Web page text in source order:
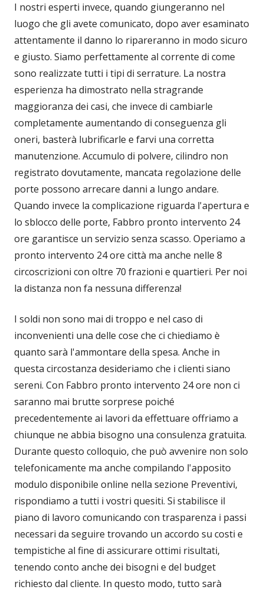
I nostri esperti invece, quando giungeranno nel
luogo che gli avete comunicato, dopo aver esaminato
attentamente il danno lo ripareranno in modo sicuro
e giusto. Siamo perfettamente al corrente di come
sono realizzate tutti i tipi di serrature. La nostra
esperienza ha dimostrato nella stragrande
maggioranza dei casi, che invece di cambiarle
completamente aumentando di conseguenza gli
oneri, basterà lubrificarle e farvi una corretta
manutenzione. Accumulo di polvere, cilindro non
registrato dovutamente, mancata regolazione delle
porte possono arrecare danni a lungo andare.
Quando invece la complicazione riguarda l'apertura e
lo sblocco delle porte, Fabbro pronto intervento 24
ore garantisce un servizio senza scasso. Operiamo a
pronto intervento 24 ore città ma anche nelle 8
circoscrizioni con oltre 70 frazioni e quartieri. Per noi
la distanza non fa nessuna differenza!
I soldi non sono mai di troppo e nel caso di
inconvenienti una delle cose che ci chiediamo è
quanto sarà l'ammontare della spesa. Anche in
questa circostanza desideriamo che i clienti siano
sereni. Con Fabbro pronto intervento 24 ore non ci
saranno mai brutte sorprese poiché
precedentemente ai lavori da effettuare offriamo a
chiunque ne abbia bisogno una consulenza gratuita.
Durante questo colloquio, che può avvenire non solo
telefonicamente ma anche compilando l'apposito
modulo disponibile online nella sezione Preventivi,
rispondiamo a tutti i vostri quesiti. Si stabilisce il
piano di lavoro comunicando con trasparenza i passi
necessari da seguire trovando un accordo su costi e
tempistiche al fine di assicurare ottimi risultati,
tenendo conto anche dei bisogni e del budget
richiesto dal cliente. In questo modo, tutto sarà